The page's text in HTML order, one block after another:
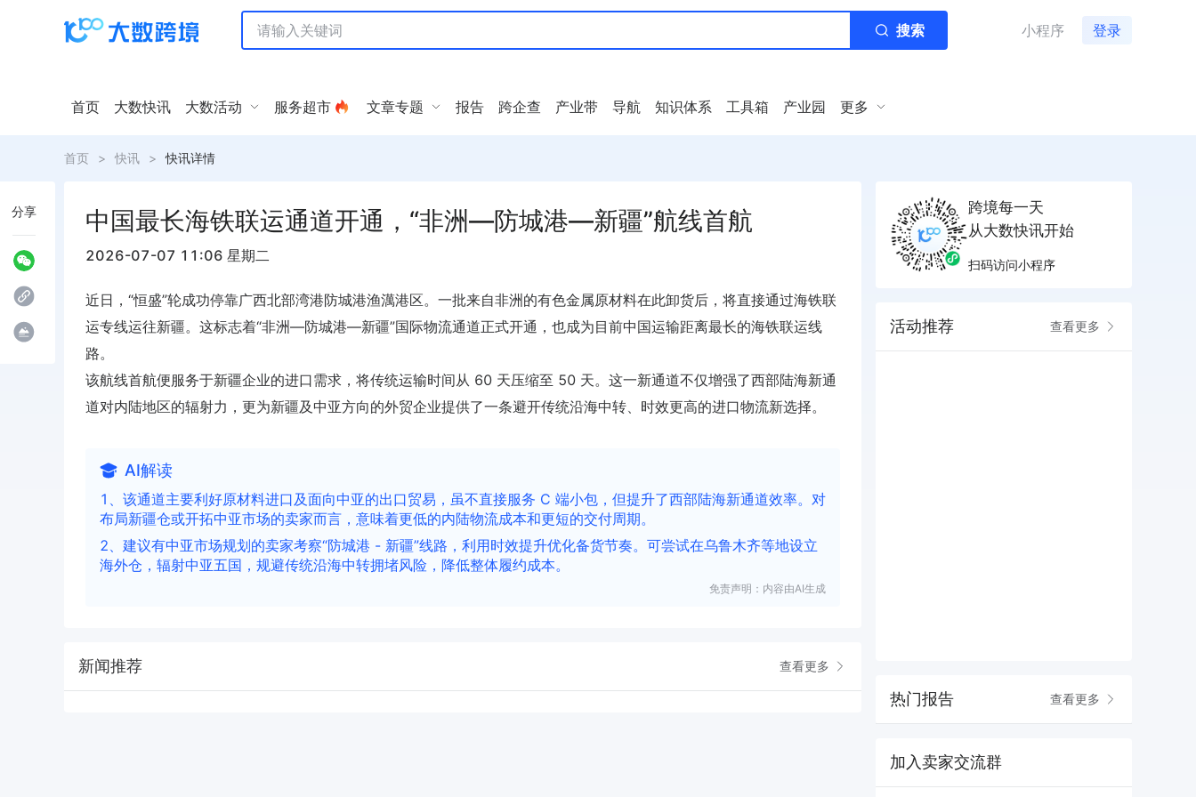
搜索 小程序 登录
首页 大数快讯 大数活动 服务超市 文章专题 报告 跨企查 产业带 导航 知识体系 工具箱 产业园 更多
首页 > 快讯 > 快讯详情
分享 中国最长海铁联运通道开通，“非洲—防城港—新疆”航线首航
2026-07-07 11:06 星期二
近日，“恒盛”轮成功停靠广西北部湾港防城港渔澫港区。一批来自非洲的有色金属原材料在此卸货后，将直接通过海铁联
运专线运往新疆。这标志着“非洲—防城港—新疆”国际物流通道正式开通，也成为目前中国运输距离最长的海铁联运线
路。
该航线首航便服务于新疆企业的进口需求，将传统运输时间从 60 天压缩至 50 天。这一新通道不仅增强了西部陆海新通
道对内陆地区的辐射力，更为新疆及中亚方向的外贸企业提供了一条避开传统沿海中转、时效更高的进口物流新选择。
AI解读
1、该通道主要利好原材料进口及面向中亚的出口贸易，虽不直接服务 C 端小包，但提升了西部陆海新通道效率。对
布局新疆仓或开拓中亚市场的卖家而言，意味着更低的内陆物流成本和更短的交付周期。
2、建议有中亚市场规划的卖家考察“防城港 - 新疆”线路，利用时效提升优化备货节奏。可尝试在乌鲁木齐等地设立
海外仓，辐射中亚五国，规避传统沿海中转拥堵风险，降低整体履约成本。
免责声明：内容由AI生成
新闻推荐 查看更多
跨境每一天
从大数快讯开始
扫码访问小程序
活动推荐 查看更多
热门报告 查看更多
加入卖家交流群